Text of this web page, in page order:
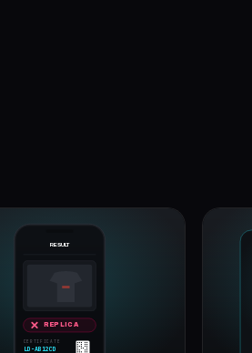
RESULT
AUTHENTIC
CERTIFICATE
LD-AB12CD